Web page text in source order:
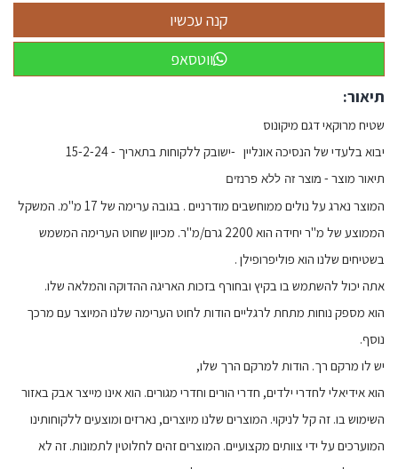
ווטסאפ
תיאור:
שטיח מרוקאי דגם מיקונוס
יבוא בלעדי של הנסיכה אונליין -ישובק ללקוחות בתאריך - 15-2-24
תיאור מוצר - מוצר זה ללא פרנזים
המוצר נארג על נולים ממוחשבים מודרניים . בגובה ערימה של 17 מ"מ. המשקל
הממוצע של מ"ר יחידה הוא 2200 גרם/מ"ר. מכיוון שחוט הערימה המשמש
בשטיחים שלנו הוא פוליפרופילן .
אתה יכול להשתמש בו בקיץ ובחורף בזכות האריגה ההדוקה והמלאה שלו.
הוא מספק נוחות מתחת לרגליים הודות לחוט הערימה שלנו המיוצר עם מרכך
נוסף.
יש לו מרקם רך. הודות למרקם הרך שלו,
הוא אידיאלי לחדרי ילדים, חדרי הורים וחדרי מגורים. הוא אינו מייצר אבק באזור
השימוש בו. זה קל לניקוי. המוצרים שלנו מיוצרים, נארזים ומוצעים ללקוחותינו
המוערכים על ידי צוותים מקצועיים. המוצרים זהים לחלוטין לתמונות. זה לא